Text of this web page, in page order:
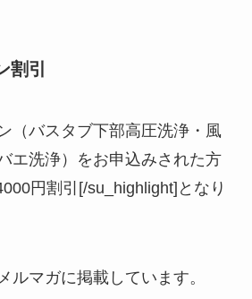
割引
（バスタブ下部高圧洗浄・風
エ洗浄）をお申込みされた方
円割引[/su_highlight]となり
ルマガに掲載しています。